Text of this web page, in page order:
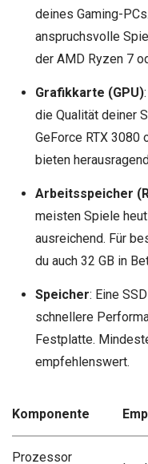
deines Gaming-
anspruchsvolle
der AMD Ryzen 7
Grafikkarte (GPU)
die Qualität deiner
GeForce RTX 3080
bieten
Arbeitsspeicher
meisten Spiele
ausreichend. Für
du auch 32 GB in
Speicher: Eine
schnellere
Festplatte.
empfehlenswert.
Komponente
Prozessor